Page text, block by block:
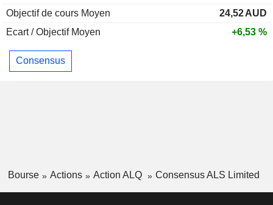
Objectif de cours Moyen
24,52AUD
Ecart / Objectif Moyen
+6,53 %
Consensus
Bourse Actions Action ALQ Consensus ALS Limited